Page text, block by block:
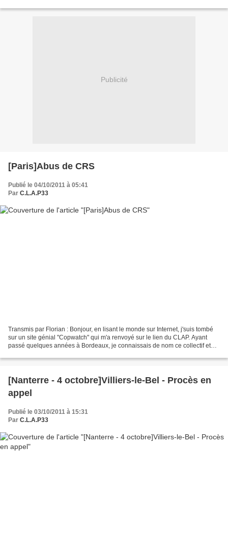
Publicité
[Paris]Abus de CRS
Publié le 04/10/2011 à 05:41
Par C.L.A.P33
Transmis par Florian : Bonjour, en lisant le monde sur Internet, j'suis tombé
sur un site génial "Copwatch" qui m'a renvoyé sur le lien du CLAP. Ayant
passé quelques années à Bordeaux, je connaissais de nom ce collectif et
[Nanterre - 4 octobre]Villiers-le-Bel - Procès en
appel
Publié le 03/10/2011 à 15:31
Par C.L.A.P33